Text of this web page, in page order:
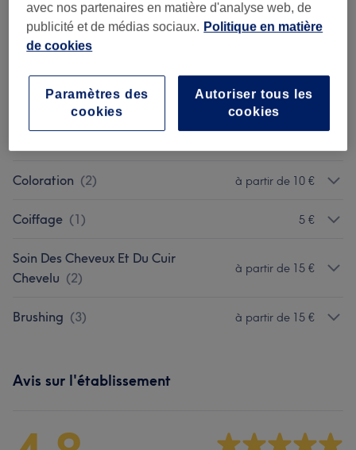
Forfaits (5 ) à partir de 30 €
Barbe (2) à partir de 10 €
Coloration (2) à partir de 10 €
Coiffage (1) 5 €
Soin Des Cheveux Et Du Cuir
Chevelu (2)
à partir de 15 €
Brushing (3) à partir de 15 €
Avis sur l'établissement
avec nos partenaires en matière d'analyse web, de
publicité et de médias sociaux. Politique en matière
de cookies
Autoriser tous les
cookies
Paramètres des
cookies